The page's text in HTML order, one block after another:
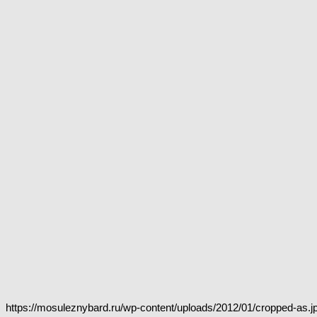
https://mosuleznybard.ru/wp-content/uploads/2012/01/cropped-